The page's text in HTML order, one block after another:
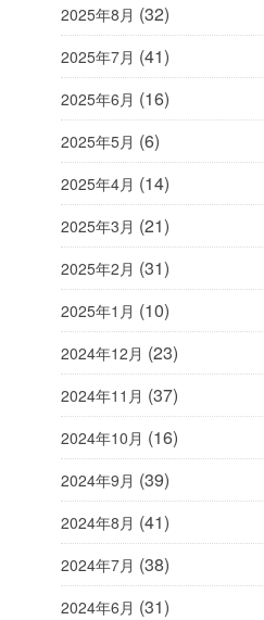
2025年8月 (32)
2025年7月 (41)
2025年6月 (16)
2025年5月 (6)
2025年4月 (14)
2025年3月 (21)
2025年2月 (31)
2025年1月 (10)
2024年12月 (23)
2024年11月 (37)
2024年10月 (16)
2024年9月 (39)
2024年8月 (41)
2024年7月 (38)
2024年6月 (31)